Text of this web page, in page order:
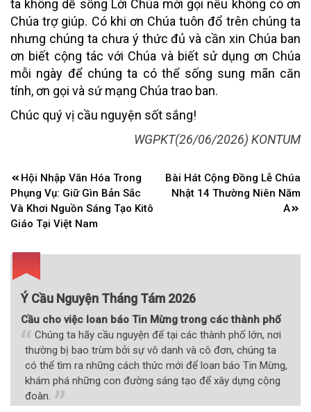
ta không dễ sống Lời Chúa mời gọi nếu không có ơn
Chúa trợ giúp. Có khi ơn Chúa tuôn đổ trên chúng ta
nhưng chúng ta chưa ý thức đủ và cần xin Chúa ban
ơn biết cộng tác với Chúa và biết sử dụng ơn Chúa
mỗi ngày để chúng ta có thể sống sung mãn căn
tính, ơn gọi và sứ mạng Chúa trao ban.
Chúc quý vị cầu nguyện sốt sắng!
WGPKT(26/06/2026) KONTUM
Điều
hướng
bài
viết
Hội Nhập Văn Hóa Trong
Phụng Vụ: Giữ Gìn Bản Sắc
Và Khơi Nguồn Sáng Tạo Kitô
Giáo Tại Việt Nam
Bài Hát Cộng Đồng Lễ Chúa
Nhật 14 Thường Niên Năm
A
Ý Cầu Nguyện Tháng Tám 2026
Cầu cho việc loan báo Tin Mừng trong các thành phố
Chúng ta hãy cầu nguyện để tại các thành phố lớn, nơi
thường bị bao trùm bởi sự vô danh và cô đơn, chúng ta
có thể tìm ra những cách thức mới để loan báo Tin Mừng,
khám phá những con đường sáng tạo để xây dựng cộng
đoàn.